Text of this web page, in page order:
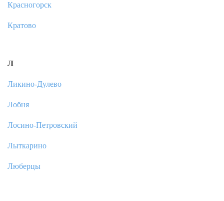
Красногорск
Кратово
Л
Ликино-Дулево
Лобня
Лосино-Петровский
Лыткарино
Люберцы